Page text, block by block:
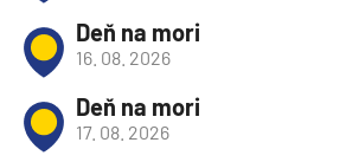
Deň na mori
16. 08. 2026
Deň na mori
17. 08. 2026